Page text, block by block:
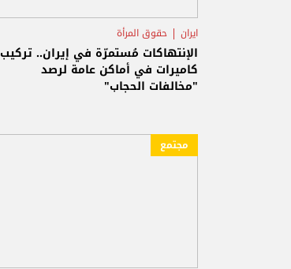
ايران حقوق المرأة
الإنتهاكات مُستمرّة في إيران.. تركيب
كاميرات في أماكن عامة لرصد
"مخالفات الحجاب"
مجتمع